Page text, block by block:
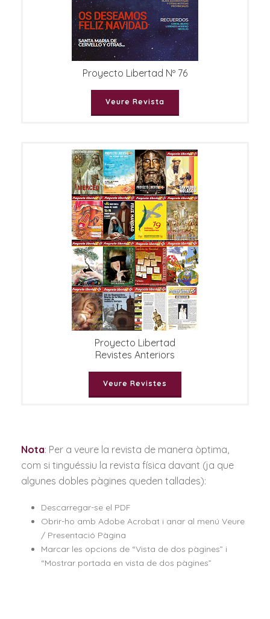
Proyecto Libertad Nº 76
Veure Revista
Proyecto Libertad
Revistes Anteriors
Veure Revistes
Nota: Per a veure la revista de manera òptima,
com si tinguéssiu la revista física davant (ja que
algunes dobles pàgines queden tallades):
Descarregar-se el PDF
Obrir-ho amb Adobe Acrobat i anar al menú Veure
/ Presentació Pàgina
Marcar les opcions de “Vista de dos pàgines” i
“Mostrar portada en vista de dos pàgines”